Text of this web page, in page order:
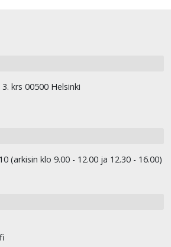
krs 00500 Helsinki
(arkisin klo 9.00 - 12.00 ja 12.30 - 16.00)